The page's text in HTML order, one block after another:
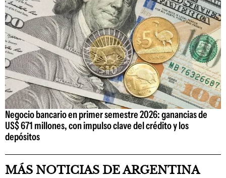
Negocio bancario en primer semestre 2026: ganancias de
US$ 671 millones, con impulso clave del crédito y los
depósitos
MÁS NOTICIAS DE ARGENTINA